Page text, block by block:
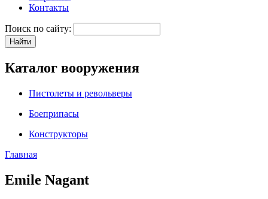
Контакты
Поиск по сайту:
Каталог вооружения
Пистолеты и револьверы
Боеприпасы
Конструкторы
Главная
Emile Nagant